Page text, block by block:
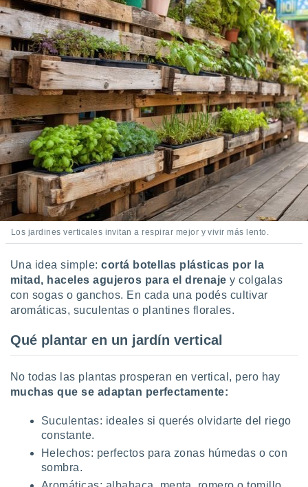
Los jardines verticales invitan a respirar mejor y vivir más lento.
Una idea simple: cortá botellas plásticas por la
mitad, haceles agujeros para el drenajey colgalas
con sogas o ganchos. En cada una podés cultivar
aromáticas, suculentas o plantines florales.
Qué plantar en un jardín vertical
No todas las plantas prosperan en vertical, pero hay
muchas que se adaptan perfectamente:
Suculentas: ideales si querés olvidarte del riego
constante.
Helechos: perfectos para zonas húmedas o con
sombra.